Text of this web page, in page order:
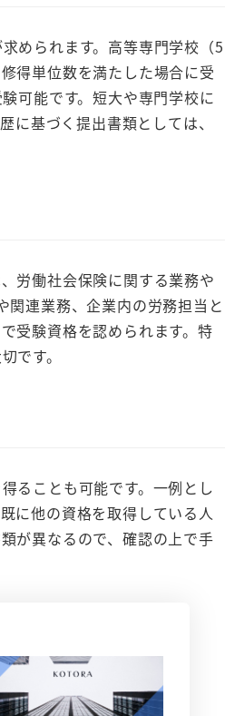
められます。高等専門学校（5
得単位数を満たした場合に受
可能です。短大や専門学校に
基づく提出書類としては、
労働社会保険に関する業務や
関連業務、企業内の労務担当と
受験資格を認められます。特
です。
ることも可能です。一例とし
に他の資格を取得している人
が異なるので、確認の上で手